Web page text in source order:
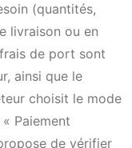
(quantités,
livraison ou en
de port sont
ainsi que le
choisit le mode
Paiement
de vérifier